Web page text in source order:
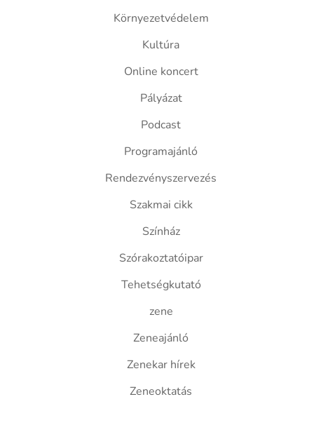
Környezetvédelem
Kultúra
Online koncert
Pályázat
Podcast
Programajánló
Rendezvényszervezés
Szakmai cikk
Színház
Szórakoztatóipar
Tehetségkutató
zene
Zeneajánló
Zenekar hírek
Zeneoktatás